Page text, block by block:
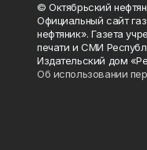
© Октябрьский
Официальный сайт
нефтяник». Газета
печати и СМИ
Издательский дом
Об использовании